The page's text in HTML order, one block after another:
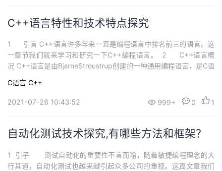
课
程
的
认
我
的
我
术
支
持
云
声
建
​C++语言特性和技术特点探究
1 引言 C++语言许多年来一直是编程语言中排名前三的语言。这
一章节我们就来学习和研究一下C++编程语言。 2 C++语言概
况 C++语言是由BjarneStroustrup创建的一种通用编程语言，是C语
移，该语言已经有了很大的发展，现代C++现在除了有面向对象、
泛型和其他功能特性以...
C语言 C++
2021-07-26 10:43:52 999+ 0 1
自动化测试技术探究,有哪些方法和框架？
1 引子 测试自动化的重要性不言而喻，随着敏捷编程理念的大
行其道，自动化测试也越来越引起众多公司的重视。这篇文章我们